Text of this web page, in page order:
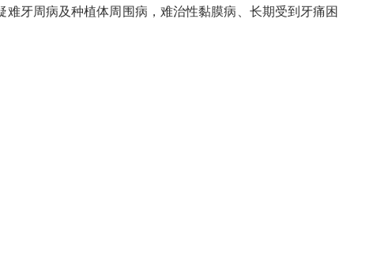
牙周病及种植体周围病，难治性黏膜病、长期受到牙痛困